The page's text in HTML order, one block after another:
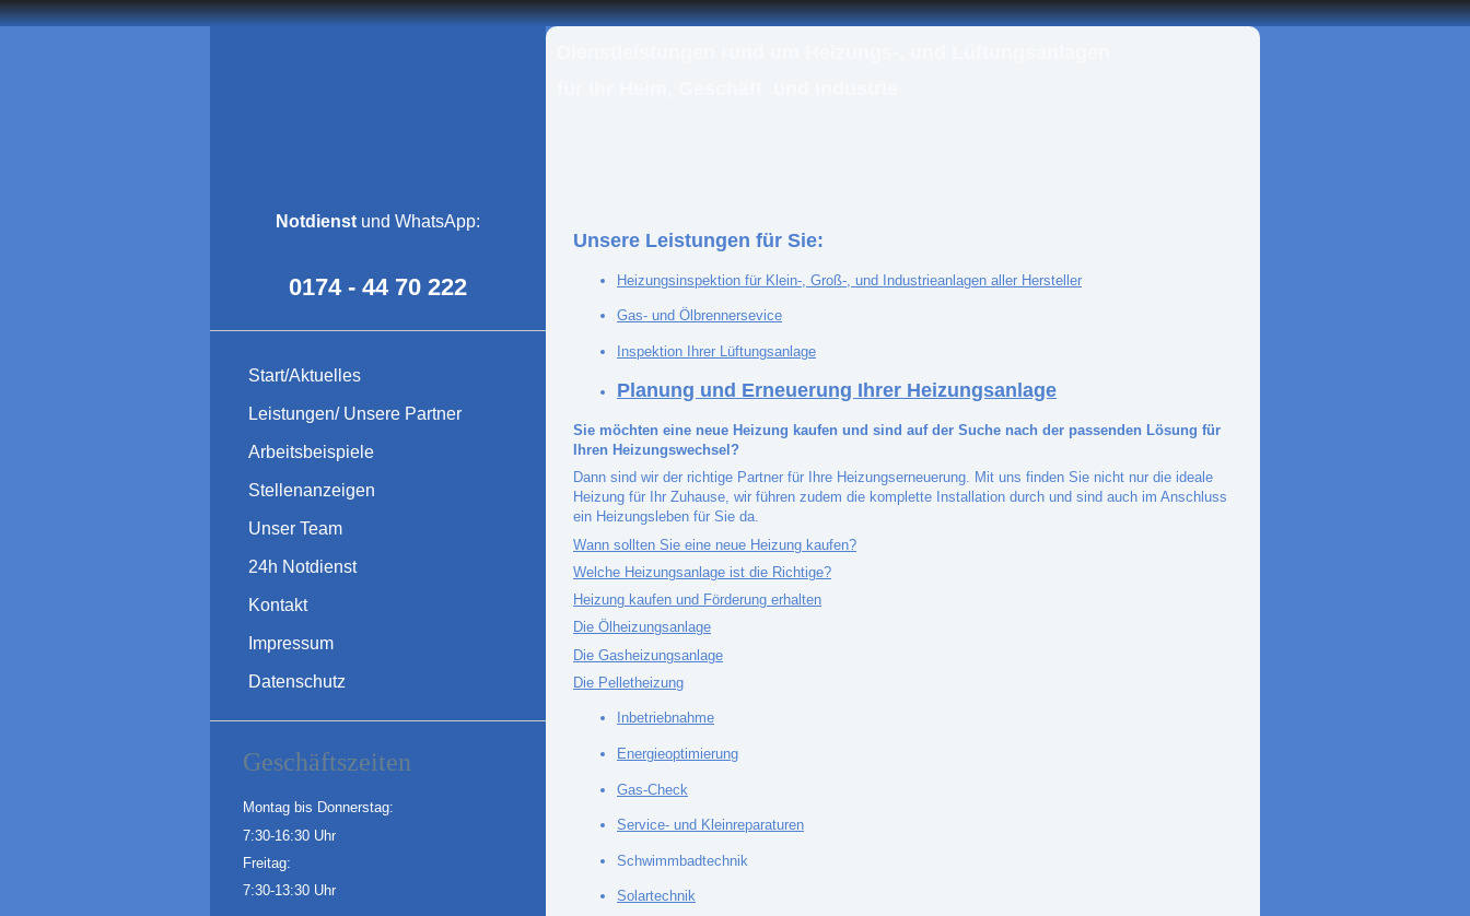
Notdienst und WhatsApp:
0174 - 44 70 222
Start/Aktuelles
Leistungen/ Unsere Partner
Arbeitsbeispiele
Stellenanzeigen
Unser Team
24h Notdienst
Kontakt
Impressum
Datenschutz
Geschäftszeiten
Montag bis Donnerstag:
7:30-16:30 Uhr
Freitag:
7:30-13:30 Uhr
Unsere Leistungen für Sie:
Heizungsinspektion für Klein-, Groß-, und Industrieanlagen aller Hersteller
Gas- und Ölbrennersevice
Inspektion Ihrer Lüftungsanlage
Planung und Erneuerung Ihrer Heizungsanlage
Sie möchten eine neue Heizung kaufen und sind auf der Suche nach der passenden Lösung für
Ihren Heizungswechsel?
Dann sind wir der richtige Partner für Ihre Heizungserneuerung. Mit uns finden Sie nicht nur die ideale
Heizung für Ihr Zuhause, wir führen zudem die komplette Installation durch und sind auch im Anschluss
ein Heizungsleben für Sie da.
Wann sollten Sie eine neue Heizung kaufen?
Welche Heizungsanlage ist die Richtige?
Heizung kaufen und Förderung erhalten
Die Ölheizungsanlage
Die Gasheizungsanlage
Die Pelletheizung
Inbetriebnahme
Energieoptimierung
Gas-Check
Service- und Kleinreparaturen
Schwimmbadtechnik
Solartechnik